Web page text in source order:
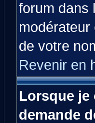
forum dans
de votre
Revenir en
Lorsque je
demande